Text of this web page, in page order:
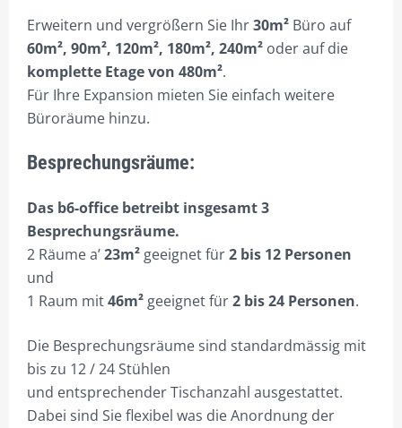
BÜRO 2.18
BÜRO 2.18 FLEXTIME PREISE
BÜRO 2.18 MIETZEITEN
GALERIE
HILFE?/FAQ
MEIN KONTO
ANMELDEN
BESTELLVORGANG
IMPRESSUM/DATENSCHUTZ
Erweitern und vergrößern Sie Ihr30m² Büro auf
60m², 90m², 120m², 180m², 240m² oder auf die
komplette Etage von 480m².
Für Ihre Expansion mieten Sie einfach weitere
Büroräume hinzu.
Besprechungsräume:
Das b6-office betreibt insgesamt 3
Besprechungsräume.
2 Räume a’23m² geeignet für2 bis 12 Personen
und
1 Raum mit46m² geeignet für2 bis 24 Personen.
Die Besprechungsräume sind standardmässig mit
bis zu 12 / 24 Stühlen
und entsprechender Tischanzahl ausgestattet.
Dabei sind Sie flexibel was die Anordnung der